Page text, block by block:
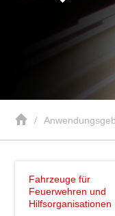
Fahrzeuge für
Feuerwehren und
Hilfsorganisationen